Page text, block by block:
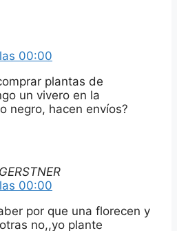
00:00
plantas de
un vivero en la
negro, hacen envíos?
00:00
por que una florecen y
no,,yo plante